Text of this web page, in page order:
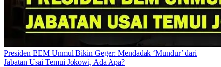
Presiden BEM Unmul Bikin Geger: Mendadak ‘Mundur’ dari
Jabatan Usai Temui Jokowi, Ada Apa?